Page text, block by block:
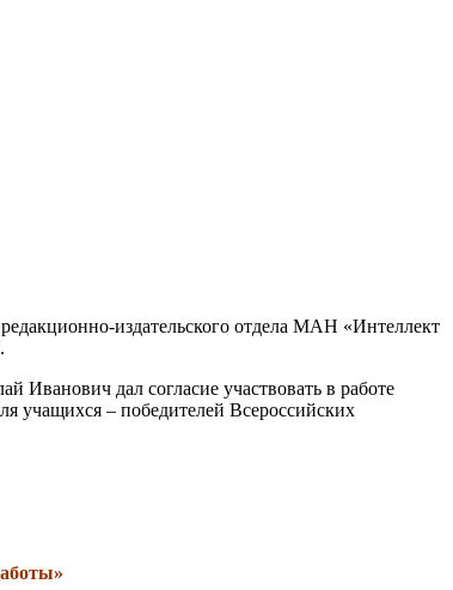
издательского отдела МАН «Интеллект
Иванович дал согласие участвовать в работе
учащихся – победителей Всероссийских